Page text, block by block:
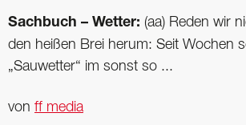
Sachbuch – Wetter: (aa) Reden wir
den heißen Brei herum: Seit Wochen
„Sauwetter“ im sonst so ...
von ff media